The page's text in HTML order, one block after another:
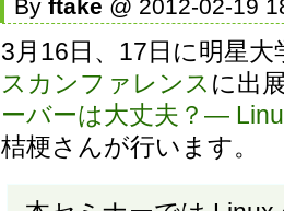
By ftake @ 2012-02-19
3月16日、17日に明星
スカンファレンス に出
ーバーは大丈夫？―
桔梗さんが行います。